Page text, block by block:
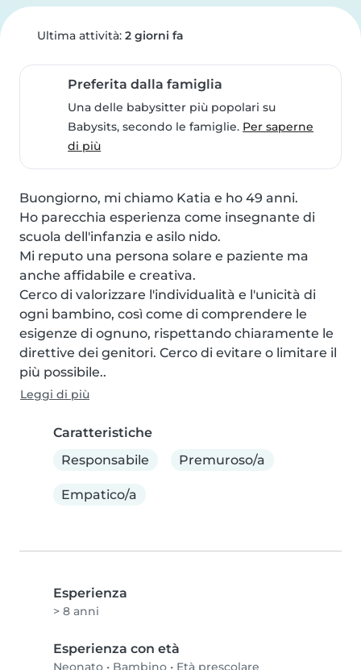
Ultima attività: 2 giorni fa
Preferita dalla famiglia
Una delle babysitter più popolari su
Babysits, secondo le famiglie. Per saperne
di più
Buongiorno, mi chiamo Katia e ho 49 anni.
Ho parecchia esperienza come insegnante di
scuola dell'infanzia e asilo nido.
Mi reputo una persona solare e paziente ma
anche affidabile e creativa.
Cerco di valorizzare l'individualità e l'unicità di
ogni bambino, così come di comprendere le
esigenze di ognuno, rispettando chiaramente le
direttive dei genitori. Cerco di evitare o limitare il
più possibile..
Leggi di più
Caratteristiche
Responsabile
Premuroso/a
Empatico/a
Esperienza
> 8 anni
Esperienza con età
Neonato • Bambino • Età prescolare